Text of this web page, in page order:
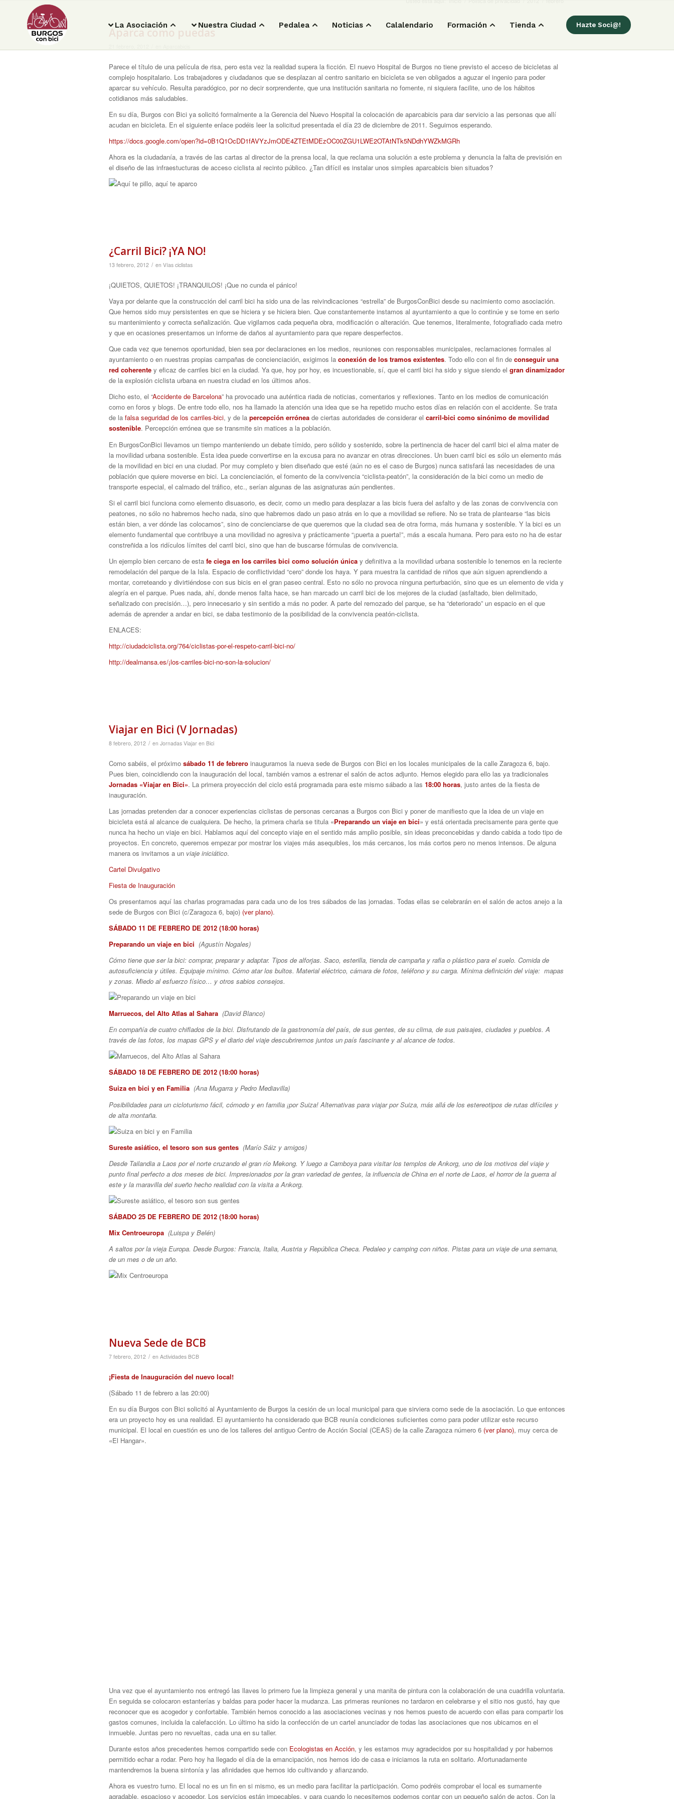
La Asociación Nuestra Ciudad Pedalea Noticias Calalendario Formación Tienda Hazte Soci@!
Parece el título de una película de risa, pero esta vez la realidad supera la ficción. El nuevo Hospital de Burgos no tiene previsto el acceso de bicicletas al
complejo hospitalario. Los trabajadores y ciudadanos que se desplazan al centro sanitario en bicicleta se ven obligados a aguzar el ingenio para poder
aparcar su vehículo. Resulta paradógico, por no decir sorprendente, que una institución sanitaria no fomente, ni siquiera facilite, uno de los hábitos
cotidianos más saludables.
En su día, Burgos con Bici ya solicitó formalmente a la Gerencia del Nuevo Hospital la colocación de aparcabicis para dar servicio a las personas que allí
acudan en bicicleta. En el siguiente enlace podéis leer la solicitud presentada el día 23 de diciembre de 2011. Seguimos esperando.
https://docs.google.com/open?id=0B1Q1OcDD1fAVYzJmODE4ZTEtMDEzOC00ZGU1LWE2OTAtNTk5NDdhYWZkMGRh
Ahora es la ciudadanía, a través de las cartas al director de la prensa local, la que reclama una solución a este problema y denuncia la falta de previsión en
el diseño de las infraestucturas de acceso ciclista al recinto público. ¿Tan difícil es instalar unos simples aparcabicis bien situados?
¿Carril Bici? ¡YA NO!
13 febrero, 2012 / en Vías ciclistas
¡QUIETOS, QUIETOS! ¡TRANQUILOS! ¡Que no cunda el pánico!
Vaya por delante que la construcción del carril bici ha sido una de las reivindicaciones “estrella” de BurgosConBici desde su nacimiento como asociación.
Que hemos sido muy persistentes en que se hiciera y se hiciera bien. Que constantemente instamos al ayuntamiento a que lo continúe y se tome en serio
su mantenimiento y correcta señalización. Que vigilamos cada pequeña obra, modificación o alteración. Que tenemos, literalmente, fotografiado cada metro
y que en ocasiones presentamos un informe de daños al ayuntamiento para que repare desperfectos.
Que cada vez que tenemos oportunidad, bien sea por declaraciones en los medios, reuniones con responsables municipales, reclamaciones formales al
ayuntamiento o en nuestras propias campañas de concienciación, exigimos la conexión de los tramos existentes. Todo ello con el fin de conseguir una
red coherente y eficaz de carriles bici en la ciudad. Ya que, hoy por hoy, es incuestionable, sí, que el carril bici ha sido y sigue siendo el gran dinamizador
de la explosión ciclista urbana en nuestra ciudad en los últimos años.
Dicho esto, el “Accidente de Barcelona” ha provocado una auténtica riada de noticias, comentarios y reflexiones. Tanto en los medios de comunicación
como en foros y blogs. De entre todo ello, nos ha llamado la atención una idea que se ha repetido mucho estos días en relación con el accidente. Se trata
de la falsa seguridad de los carriles-bici, y de la percepción errónea de ciertas autoridades de considerar el carril-bici como sinónimo de movilidad
sostenible. Percepción errónea que se transmite sin matices a la población.
En BurgosConBici llevamos un tiempo manteniendo un debate tímido, pero sólido y sostenido, sobre la pertinencia de hacer del carril bici el alma mater de
la movilidad urbana sostenible. Esta idea puede convertirse en la excusa para no avanzar en otras direcciones. Un buen carril bici es sólo un elemento más
de la movilidad en bici en una ciudad. Por muy completo y bien diseñado que esté (aún no es el caso de Burgos) nunca satisfará las necesidades de una
población que quiere moverse en bici. La concienciación, el fomento de la convivencia “ciclista-peatón”, la consideración de la bici como un medio de
transporte especial, el calmado del tráfico, etc., serían algunas de las asignaturas aún pendientes.
Si el carril bici funciona como elemento disuasorio, es decir, como un medio para desplazar a las bicis fuera del asfalto y de las zonas de convivencia con
peatones, no sólo no habremos hecho nada, sino que habremos dado un paso atrás en lo que a movilidad se refiere. No se trata de plantearse “las bicis
están bien, a ver dónde las colocamos”, sino de concienciarse de que queremos que la ciudad sea de otra forma, más humana y sostenible. Y la bici es un
elemento fundamental que contribuye a una movilidad no agresiva y prácticamente “¡puerta a puerta!”, más a escala humana. Pero para esto no ha de estar
constreñida a los ridículos límites del carril bici, sino que han de buscarse fórmulas de convivencia.
Un ejemplo bien cercano de esta fe ciega en los carriles bici como solución única y definitiva a la movilidad urbana sostenible lo tenemos en la reciente
remodelación del parque de la Isla. Espacio de conflictividad “cero” donde los haya. Y para muestra la cantidad de niños que aún siguen aprendiendo a
montar, correteando y divirtiéndose con sus bicis en el gran paseo central. Esto no sólo no provoca ninguna perturbación, sino que es un elemento de vida y
alegría en el parque. Pues nada, ahí, donde menos falta hace, se han marcado un carril bici de los mejores de la ciudad (asfaltado, bien delimitado,
señalizado con precisión…), pero innecesario y sin sentido a más no poder. A parte del remozado del parque, se ha “deteriorado” un espacio en el que
además de aprender a andar en bici, se daba testimonio de la posibilidad de la convivencia peatón-ciclista.
ENLACES:
http://ciudadciclista.org/764/ciclistas-por-el-respeto-carril-bici-no/
http://dealmansa.es/¡los-carriles-bici-no-son-la-solucion/
Viajar en Bici (V Jornadas)
8 febrero, 2012 / en Jornadas Viajar en Bici
Como sabéis, el próximo sábado 11 de febrero inauguramos la nueva sede de Burgos con Bici en los locales municipales de la calle Zaragoza 6, bajo.
Pues bien, coincidiendo con la inauguración del local, también vamos a estrenar el salón de actos adjunto. Hemos elegido para ello las ya tradicionales
Jornadas «Viajar en Bici». La primera proyección del ciclo está programada para este mismo sábado a las 18:00 horas, justo antes de la fiesta de
inauguración.
Las jornadas pretenden dar a conocer experiencias ciclistas de personas cercanas a Burgos con Bici y poner de manifiesto que la idea de un viaje en
bicicleta está al alcance de cualquiera. De hecho, la primera charla se titula «Preparando un viaje en bici» y está orientada precisamente para gente que
nunca ha hecho un viaje en bici. Hablamos aquí del concepto viaje en el sentido más amplio posible, sin ideas preconcebidas y dando cabida a todo tipo de
proyectos. En concreto, queremos empezar por mostrar los viajes más asequibles, los más cercanos, los más cortos pero no menos intensos. De alguna
manera os invitamos a un viaje iniciático.
Cartel Divulgativo
Fiesta de Inauguración
Os presentamos aquí las charlas programadas para cada uno de los tres sábados de las jornadas. Todas ellas se celebrarán en el salón de actos anejo a la
sede de Burgos con Bici (c/Zaragoza 6, bajo) (ver plano).
SÁBADO 11 DE FEBRERO DE 2012 (18:00 horas)
Preparando un viaje en bici (Agustín Nogales)
Cómo tiene que ser la bici: comprar, preparar y adaptar. Tipos de alforjas. Saco, esterilla, tienda de campaña y raﬁa o plástico para el suelo. Comida de
autosuﬁciencia y útiles. Equipaje mínimo. Cómo atar los bultos. Material eléctrico, cámara de fotos, teléfono y su carga. Mínima deﬁnición del viaje: mapas
y zonas. Miedo al esfuerzo físico… y otros sabios consejos.
Marruecos, del Alto Atlas al Sahara (David Blanco)
En compañía de cuatro chiﬂados de la bici. Disfrutando de la gastronomía del país, de sus gentes, de su clima, de sus paisajes, ciudades y pueblos. A
través de las fotos, los mapas GPS y el diario del viaje descubriremos juntos un país fascinante y al alcance de todos.
SÁBADO 18 DE FEBRERO DE 2012 (18:00 horas)
Suiza en bici y en Familia (Ana Mugarra y Pedro Mediavilla)
Posibilidades para un cicloturismo fácil, cómodo y en familia ¡por Suiza! Alternativas para viajar por Suiza, más allá de los estereotipos de rutas difíciles y
de alta montaña.
Sureste asiático, el tesoro son sus gentes (Marío Sáiz y amigos)
Desde Tailandia a Laos por el norte cruzando el gran río Mekong. Y luego a Camboya para visitar los templos de Ankorg, uno de los motivos del viaje y
punto ﬁnal perfecto a dos meses de bici. Impresionados por la gran variedad de gentes, la inﬂuencia de China en el norte de Laos, el horror de la guerra al
este y la maravilla del sueño hecho realidad con la visita a Ankorg.
SÁBADO 25 DE FEBRERO DE 2012 (18:00 horas)
Mix Centroeuropa (Luispa y Belén)
A saltos por la vieja Europa. Desde Burgos: Francia, Italia, Austria y República Checa. Pedaleo y camping con niños. Pistas para un viaje de una semana,
de un mes o de un año.
Nueva Sede de BCB
7 febrero, 2012 / en Actividades BCB
¡Fiesta de Inauguración del nuevo local!
(Sábado 11 de febrero a las 20:00)
En su día Burgos con Bici solicitó al Ayuntamiento de Burgos la cesión de un local municipal para que sirviera como sede de la asociación. Lo que entonces
era un proyecto hoy es una realidad. El ayuntamiento ha considerado que BCB reunía condiciones suficientes como para poder utilizar este recurso
municipal. El local en cuestión es uno de los talleres del antiguo Centro de Acción Social (CEAS) de la calle Zaragoza número 6 (ver plano), muy cerca de
«El Hangar».
Una vez que el ayuntamiento nos entregó las llaves lo primero fue la limpieza general y una manita de pintura con la colaboración de una cuadrilla voluntaria.
En seguida se colocaron estanterías y baldas para poder hacer la mudanza. Las primeras reuniones no tardaron en celebrarse y el sitio nos gustó, hay que
reconocer que es acogedor y confortable. También hemos conocido a las asociaciones vecinas y nos hemos puesto de acuerdo con ellas para compartir los
gastos comunes, incluida la calefacción. Lo último ha sido la confección de un cartel anunciador de todas las asociaciones que nos ubicamos en el
inmueble. Juntas pero no revueltas, cada una en su taller.
Durante estos años precedentes hemos compartido sede con Ecologistas en Acción, y les estamos muy agradecidos por su hospitalidad y por habernos
permitido echar a rodar. Pero hoy ha llegado el día de la emancipación, nos hemos ido de casa e iniciamos la ruta en solitario. Afortunadamente
mantendremos la buena sintonía y las afinidades que hemos ido cultivando y afianzando.
Ahora es vuestro turno. El local no es un fin en si mismo, es un medio para facilitar la participación. Como podréis comprobar el local es sumamente
agradable, espacioso y acogedor. Los servicios están impecables, y para cuando lo necesitemos podemos contar con un pequeño salón de actos. Con la